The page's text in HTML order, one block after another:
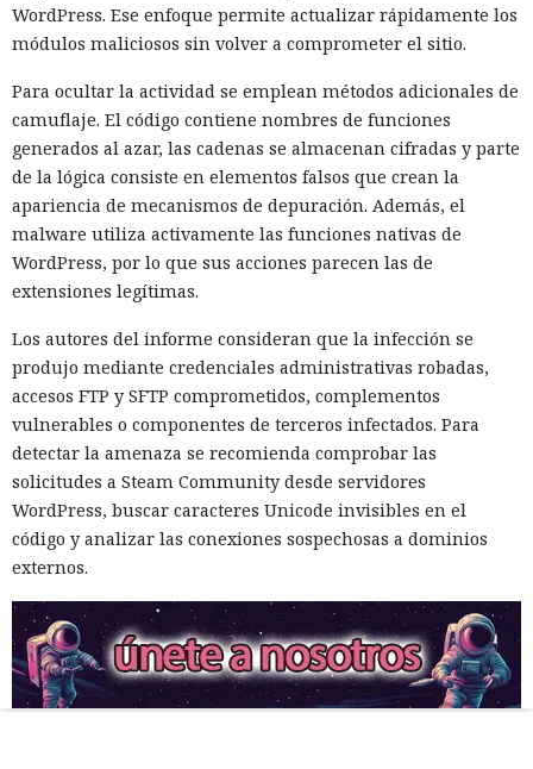
WordPress. Ese enfoque permite actualizar rápidamente los
módulos maliciosos sin volver a comprometer el sitio.
Para ocultar la actividad se emplean métodos adicionales de
camuflaje. El código contiene nombres de funciones
generados al azar, las cadenas se almacenan cifradas y parte
de la lógica consiste en elementos falsos que crean la
apariencia de mecanismos de depuración. Además, el
malware utiliza activamente las funciones nativas de
WordPress, por lo que sus acciones parecen las de
extensiones legítimas.
Los autores del informe consideran que la infección se
produjo mediante credenciales administrativas robadas,
accesos FTP y SFTP comprometidos, complementos
vulnerables o componentes de terceros infectados. Para
detectar la amenaza se recomienda comprobar las
solicitudes a Steam Community desde servidores
WordPress, buscar caracteres Unicode invisibles en el
código y analizar las conexiones sospechosas a dominios
externos.